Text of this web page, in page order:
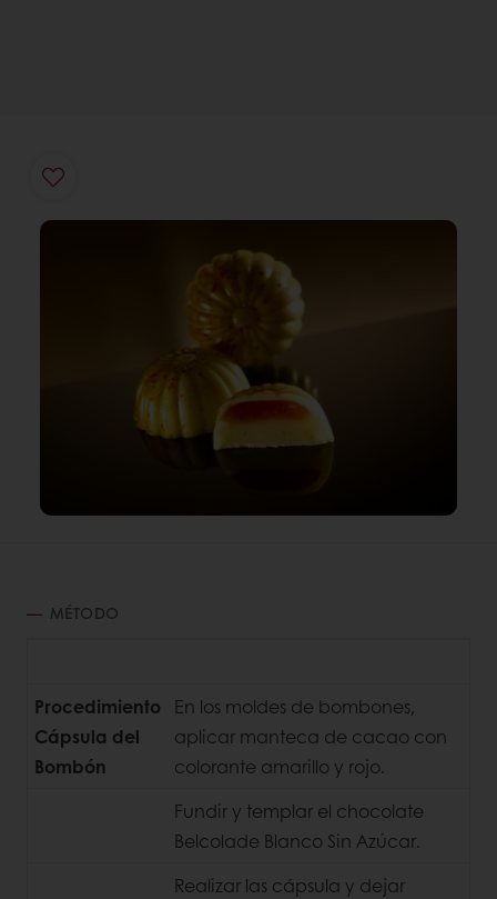
MÉTODO
Procedimiento
Cápsula del
Bombón
En los moldes de bombones,
aplicar manteca de cacao con
colorante amarillo y rojo.
Fundir y templar el chocolate
Belcolade Blanco Sin Azúcar.
Realizar las cápsula y dejar